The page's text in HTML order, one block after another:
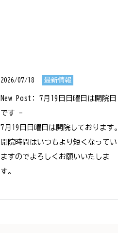
2026/07/18 最新情報
New Post: 7月19日日曜日は開院日
です -
7月19日日曜日は開院しております。
開院時間はいつもより短くなってい
ますのでよろしくお願いいたしま